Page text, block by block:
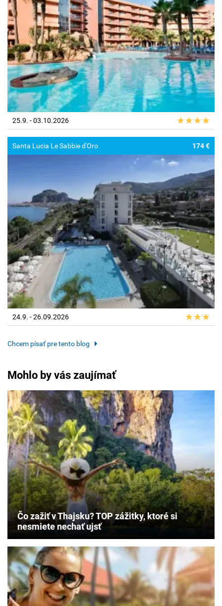
25.9. - 03.10.2026
Santa Lucia Le Sabbie d'Oro 174 €
24.9. - 26.09.2026
Chcem písať pre tento blog
Mohlo by vás zaujímať
Čo zažiť v Thajsku? TOP zážitky, ktoré si
nesmiete nechať ujsť